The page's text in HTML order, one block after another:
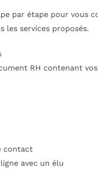
par étape pour vous
services proposés.
RH contenant vos
contact
avec un élu